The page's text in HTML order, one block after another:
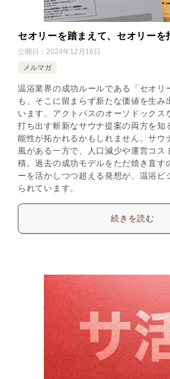
セオリーを踏まえて、セオリーを
公開日： 2024年12月16日
メルマガ
温浴業界の成功ルールである「セオリ
も、そこに留まらず新たな価値を生み
います。アクトパスのオーソドックス
打ち出す斬新なサウナ提案の両方を知
能性が拓かれるかもしれません。サウ
風がある一方で、人口減少や運営コス
積。過去の成功モデルをただ焼き直す
ーを活かしつつ超える発想が、温浴ビ
られています。
続きを読む